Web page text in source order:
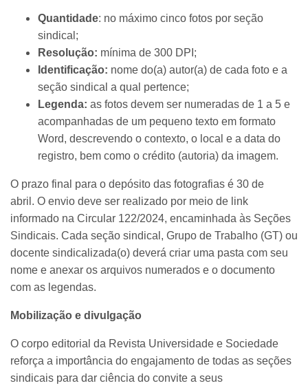
Quantidade: no máximo cinco fotos por seção
sindical;
Resolução: mínima de 300 DPI;
Identificação: nome do(a) autor(a) de cada foto e a
seção sindical a qual pertence;
Legenda: as fotos devem ser numeradas de 1 a 5 e
acompanhadas de um pequeno texto em formato
Word, descrevendo o contexto, o local e a data do
registro, bem como o crédito (autoria) da imagem.
O prazo final para o depósito das fotografias é 30 de
abril. O envio deve ser realizado por meio de link
informado na Circular 122/2024, encaminhada às Seções
Sindicais. Cada seção sindical, Grupo de Trabalho (GT) ou
docente sindicalizada(o) deverá criar uma pasta com seu
nome e anexar os arquivos numerados e o documento
com as legendas.
Mobilização e divulgação
O corpo editorial da Revista Universidade e Sociedade
reforça a importância do engajamento de todas as seções
sindicais para dar ciência do convite a seus